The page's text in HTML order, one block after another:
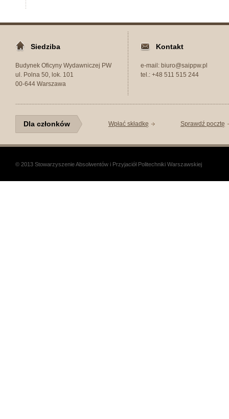
Siedziba
Budynek Oficyny Wydawniczej PW
ul. Polna 50, lok. 101
00-644 Warszawa
Kontakt
e-mail: biuro@saippw.pl
tel.: +48 511 515 244
Dla członków Wpłać składkę Sprawdź pocztę
© 2013 Stowarzyszenie Absolwentów i Przyjaciół Politechniki Warszawskiej